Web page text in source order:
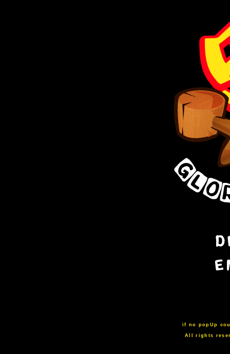
if no popUp
All rights